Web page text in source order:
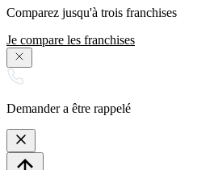
Comparez jusqu'à trois franchises
Je compare les franchises
Demander a être rappelé